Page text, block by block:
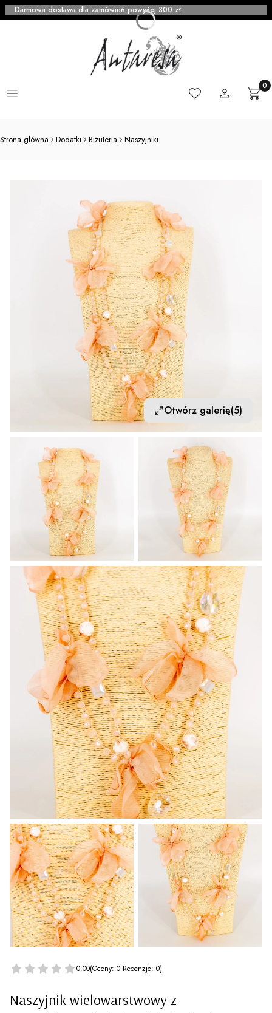
Darmowa dostawa dla zamówień powyżej 300 zł
Menu UlubioneZaloguj się
Strona główna Dodatki Biżuteria Naszyjniki
Otwórz galerię(5)
0.00(Oceny: 0 Recenzje: 0)
Naszyjnik wielowarstwowy z